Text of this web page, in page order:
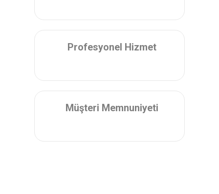
Profesyonel Hizmet
Müşteri Memnuniyeti